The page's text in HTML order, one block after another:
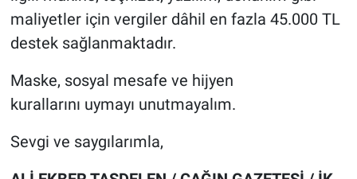
maliyetler için vergiler dâhil en fazla 45.000 TL
destek sağlanmaktadır.
Maske, sosyal mesafe ve hijyen
kurallarını uymayı unutmayalım.
Sevgi ve saygılarımla,